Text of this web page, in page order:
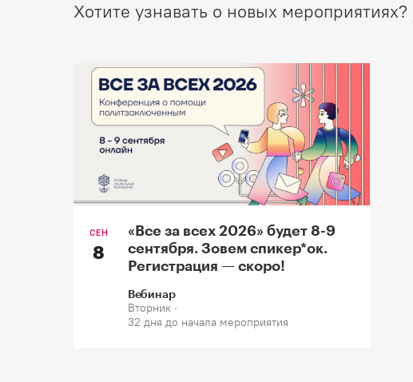
Хотите узнавать о новых мероприятиях?
СЕН
8
«Все за всех 2026» будет 8-9
сентября. Зовем спикер*oк.
Регистрация — скоро!
Вебинар
Вторник ·
32 дня до начала мероприятия